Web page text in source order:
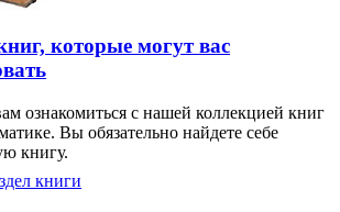
которые могут вас
ознакомиться с нашей коллекцией книг
Вы обязательно найдете себе
книгу.
книги